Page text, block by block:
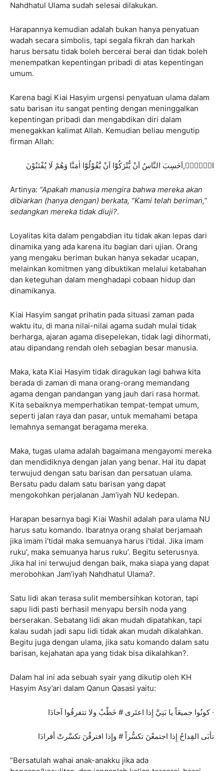
Nahdhatul Ulama sudah selesai dilakukan.
Harapannya kemudian adalah bukan hanya penyatuan
wadah secara simbolis, tapi segala fikrah dan harkah
harus bersatu tidak boleh bercerai berai dan tidak boleh
menempatkan kepentingan pribadi di atas kepentingan
umum.
Karena bagi Kiai Hasyim urgensi penyatuan ulama dalam
satu barisan itu sangat penting dengan meninggalkan
kepentingan pribadi dan mengabdikan diri dalam
menegakkan kalimat Allah. Kemudian beliau mengutip
firman Allah:
الۤمّۤۗ,اَحَسِبَ النَّاسُ اَنْ يُّتْرَكُوْٓا اَنْ يَّقُوْلُوْٓا اٰمَنَّا وَهُمْ لَا يُفْتَنُوْنَ
Artinya: “Apakah manusia mengira bahwa mereka akan
dibiarkan (hanya dengan) berkata, “Kami telah beriman,”
sedangkan mereka tidak diuji?.
Loyalitas kita dalam pengabdian itu tidak akan lepas dari
dinamika yang ada karena itu bagian dari ujian. Orang
yang mengaku beriman bukan hanya sekadar ucapan,
melainkan komitmen yang dibuktikan melalui ketabahan
dan keteguhan dalam menghadapi cobaan hidup dan
dinamikanya.
Kiai Hasyim sangat prihatin pada situasi zaman pada
waktu itu, di mana nilai-nilai agama sudah mulai tidak
berharga, ajaran agama disepelekan, tidak lagi dihormati,
atau dipandang rendah oleh sebagian besar manusia.
Maka, kata Kiai Hasyim tidak diragukan lagi bahwa kita
berada di zaman di mana orang-orang memandang
agama dengan pandangan yang jauh dari rasa hormat.
Kita sebaiknya memperhatikan tempat-tempat umum,
seperti jalan raya dan pasar, untuk memahami betapa
lemahnya semangat beragama mereka.
Maka, tugas ulama adalah bagaimana mengayomi mereka
dan mendidiknya dengan jalan yang benar. Hal itu dapat
terwujud dengan satu barisan dan persatuan ulama.
Bersatu padu dalam satu barisan yang dapat
mengokohkan perjalanan Jam’iyah NU kedepan.
Harapan besarnya bagi Kiai Washil adalah para ulama NU
harus satu komando. Ibaratnya orang shalat berjamaah
jika imam i’tidal maka semuanya harus i’tidal. Jika imam
ruku’, maka semuanya harus ruku’. Begitu seterusnya.
Jika hal ini terwujud dengan baik, maka siapa yang dapat
merobohkan Jam’iyah Nahdhatul Ulama?.
Satu lidi akan terasa sulit membersihkan kotoran, tapi
sapu lidi pasti berhasil menyapu bersih noda yang
berserakan. Sebatang lidi akan mudah dipatahkan, tapi
kalau sudah jadi sapu lidi tidak akan mudah dikalahkan.
Begitu juga dengan ulama, jika satu komando dalam satu
barisan, kejahatan apa yang tidak bisa dikalahkan?.
Dalam hal ini ada sebuah syair yang dikutip oleh KH
Hasyim Asy’ari dalam Qanun Qasasi yaitu:
كونُوا جميعَاً يا بَنِيَّ إِذا اعتَرى # خَطْبٌ ولا تتفرقُوا آحادَا ·
تأبَى القِداحُ إِذا اجتمعْنَ تكسُّراً # وإِذا افترقْنَ تكسَّرتْ أفرادَا
“Bersatulah wahai anak-anakku jika ada